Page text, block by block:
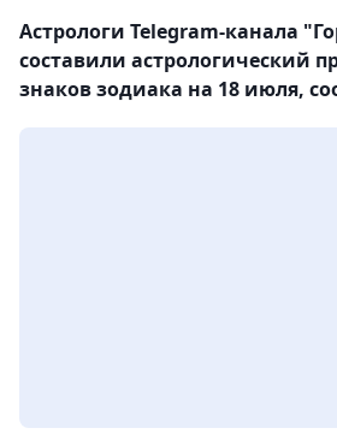
Астрологи Telegram-канала
составили астрологический
знаков зодиака на 18 июля,